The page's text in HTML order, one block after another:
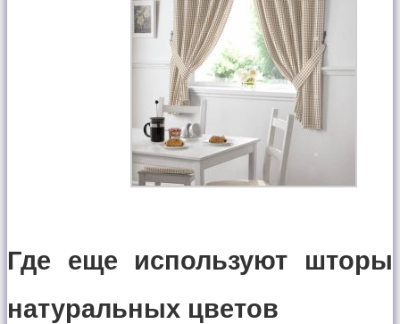
Где еще используют шторы
натуральных цветов